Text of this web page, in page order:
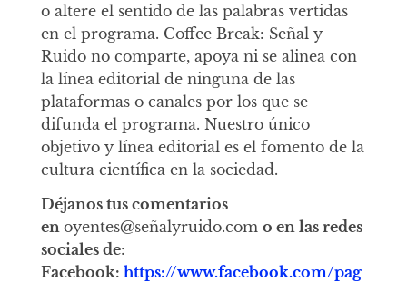
o altere el sentido de las palabras vertidas
en el programa. Coffee Break: Señal y
Ruido no comparte, apoya ni se alinea con
la línea editorial de ninguna de las
plataformas o canales por los que se
difunda el programa. Nuestro único
objetivo y línea editorial es el fomento de la
cultura científica en la sociedad.
Déjanos tus comentarios
en oyentes@señalyruido.com o en las redes
sociales de:
Facebook: https://www.facebook.com/pag